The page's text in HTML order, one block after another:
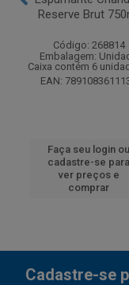
Reserve Brut
Código: 268814
Embalagem:
Caixa contém 6
EAN:
Faça seu login ou
cadastre-se para
ver preços e
comprar
Cadastre-se